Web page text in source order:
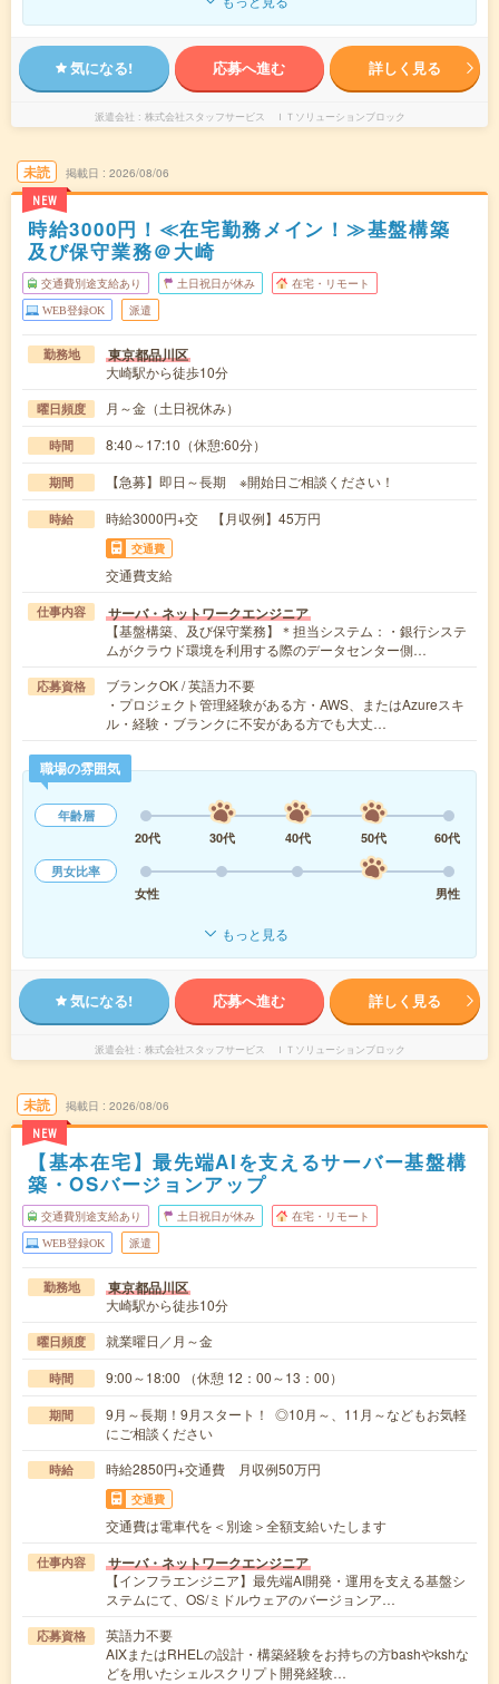
気になる! 応募へ進む 詳しく見る
派遣会社 株式会社スタッフサービス ＩＴソリューションブロック
未読
NEW
掲載日 2026/08/06
時給3000円！≪在宅勤務メイン！≫基盤構築
及び保守業務＠大崎
交通費別途支給あり 土日祝日が休み 在宅・リモート
WEB登録OK 派遣
勤務地 東京都品川区
大崎駅から徒歩10分
曜日頻度 月～金（土日祝休み）
時間 8:40～17:10（休憩:60分）
期間 【急募】即日～長期 ※開始日ご相談ください！
時給 時給3000円+交 【月収例】45万円
交通費
交通費支給
仕事内容 サーバ・ネットワークエンジニア
【基盤構築、及び保守業務】＊担当システム：・銀行システ
ムがクラウド環境を利用する際のデータセンター側…
応募資格
ブランクOK / 英語力不要
・プロジェクト管理経験がある方・AWS、またはAzureスキ
ル・経験・ブランクに不安がある方でも大丈…
職場の雰囲気
年齢層
20代
30代 40代 50代
60代
男女比率
女性
男性
もっと見る
気になる! 応募へ進む 詳しく見る
派遣会社 株式会社スタッフサービス ＩＴソリューションブロック
未読
NEW
掲載日 2026/08/06
【基本在宅】最先端AIを支えるサーバー基盤構
築・OSバージョンアップ
交通費別途支給あり 土日祝日が休み 在宅・リモート
WEB登録OK 派遣
勤務地 東京都品川区
大崎駅から徒歩10分
曜日頻度 就業曜日／月～金
時間 9:00～18:00 （休憩 12：00～13：00）
期間
9月～長期！9月スタート！ ◎10月～、11月～などもお気軽
にご相談ください
時給 時給2850円+交通費 月収例50万円
交通費
交通費は電車代を＜別途＞全額支給いたします
仕事内容 サーバ・ネットワークエンジニア
【インフラエンジニア】最先端AI開発・運用を支える基盤シ
ステムにて、OS/ミドルウェアのバージョンア…
応募資格
英語力不要
AIXまたはRHELの設計・構築経験をお持ちの方bashやkshな
どを用いたシェルスクリプト開発経験…